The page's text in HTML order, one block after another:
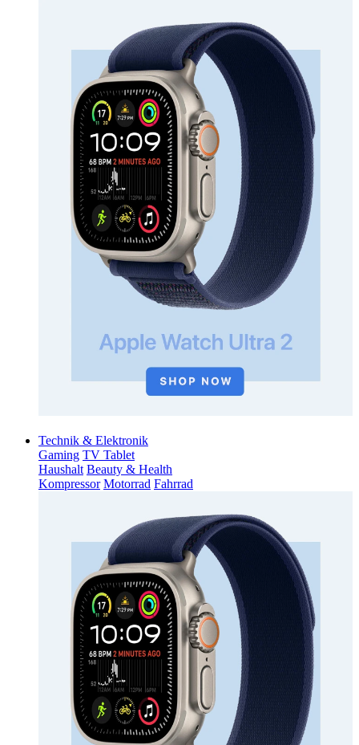
Technik & Elektronik
Gaming TV Tablet
Haushalt Beauty & Health
Kompressor Motorrad Fahrrad